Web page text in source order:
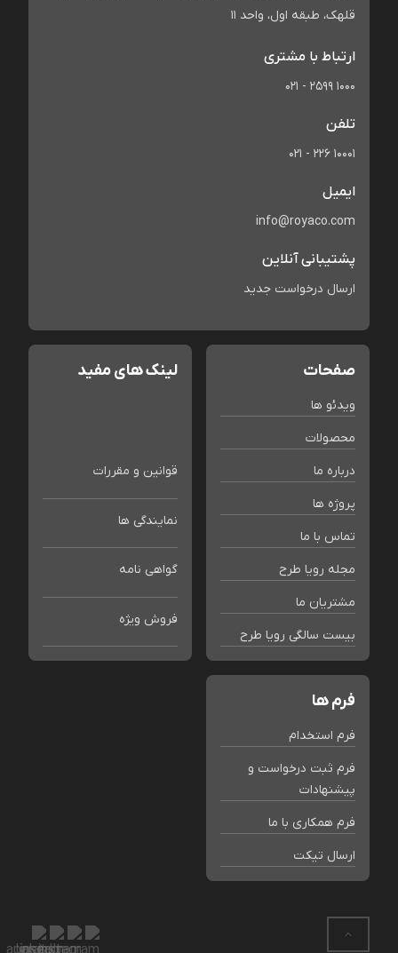
قلهک، طبقه اول، واحد 11
ارتباط با مشتری
021 - 2599 1000
تلفن
021 - 226 10001
ایمیل
info@royaco.com
پشتیبانی آنلاین
ارسال درخواست جدید
صفحات
ویدئو ها
محصولات
درباره ما
پروژه ها
تماس با ما
مجله رویا طرح
مشتریان ما
بیست سالگی رویا طرح
لینک های مفید
قوانین و مقررات
نمایندگی ها
گواهی نامه
فروش ویژه
فرم ها
فرم استخدام
فرم ثبت درخواست و
پیشنهادات
فرم همکاری با ما
ارسال تیکت